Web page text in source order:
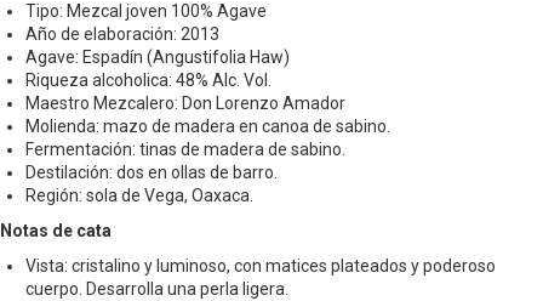
Tipo: Mezcal joven 100% Agave
Año de elaboración: 2013
Agave: Espadín (Angustifolia Haw)
Riqueza alcoholica: 48% Alc. Vol.
Maestro Mezcalero: Don Lorenzo Amador
Molienda: mazo de madera en canoa de sabino.
Fermentación: tinas de madera de sabino.
Destilación: dos en ollas de barro.
Región: sola de Vega, Oaxaca.
Notas de cata
Vista: cristalino y luminoso, con matices plateados y poderoso
cuerpo. Desarrolla una perla ligera.